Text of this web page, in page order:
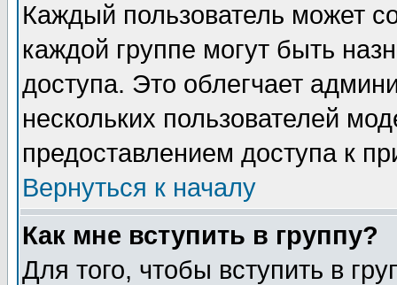
Каждый пользователь может
каждой группе могут быть
доступа. Это облегчает
нескольких пользователей
предоставлением доступа к
Вернуться к началу
Как мне вступить в группу?
Для того, чтобы вступить в